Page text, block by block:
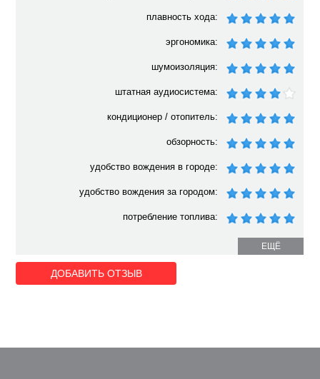
плавность хода:
эргономика:
шумоизоляция:
штатная аудиосистема:
кондиционер / отопитель:
обзорность:
удобство вождения в городе:
удобство вождения за городом:
потребление топлива:
ЕЩЁ
ДОБАВИТЬ ОТЗЫВ